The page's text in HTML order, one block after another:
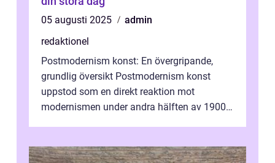
05 augusti 2025
admin
redaktionel
Postmodernism konst: En övergripande,
grundlig översikt Postmodernism konst
uppstod som en direkt reaktion mot
modernismen under andra hälften av 1900-